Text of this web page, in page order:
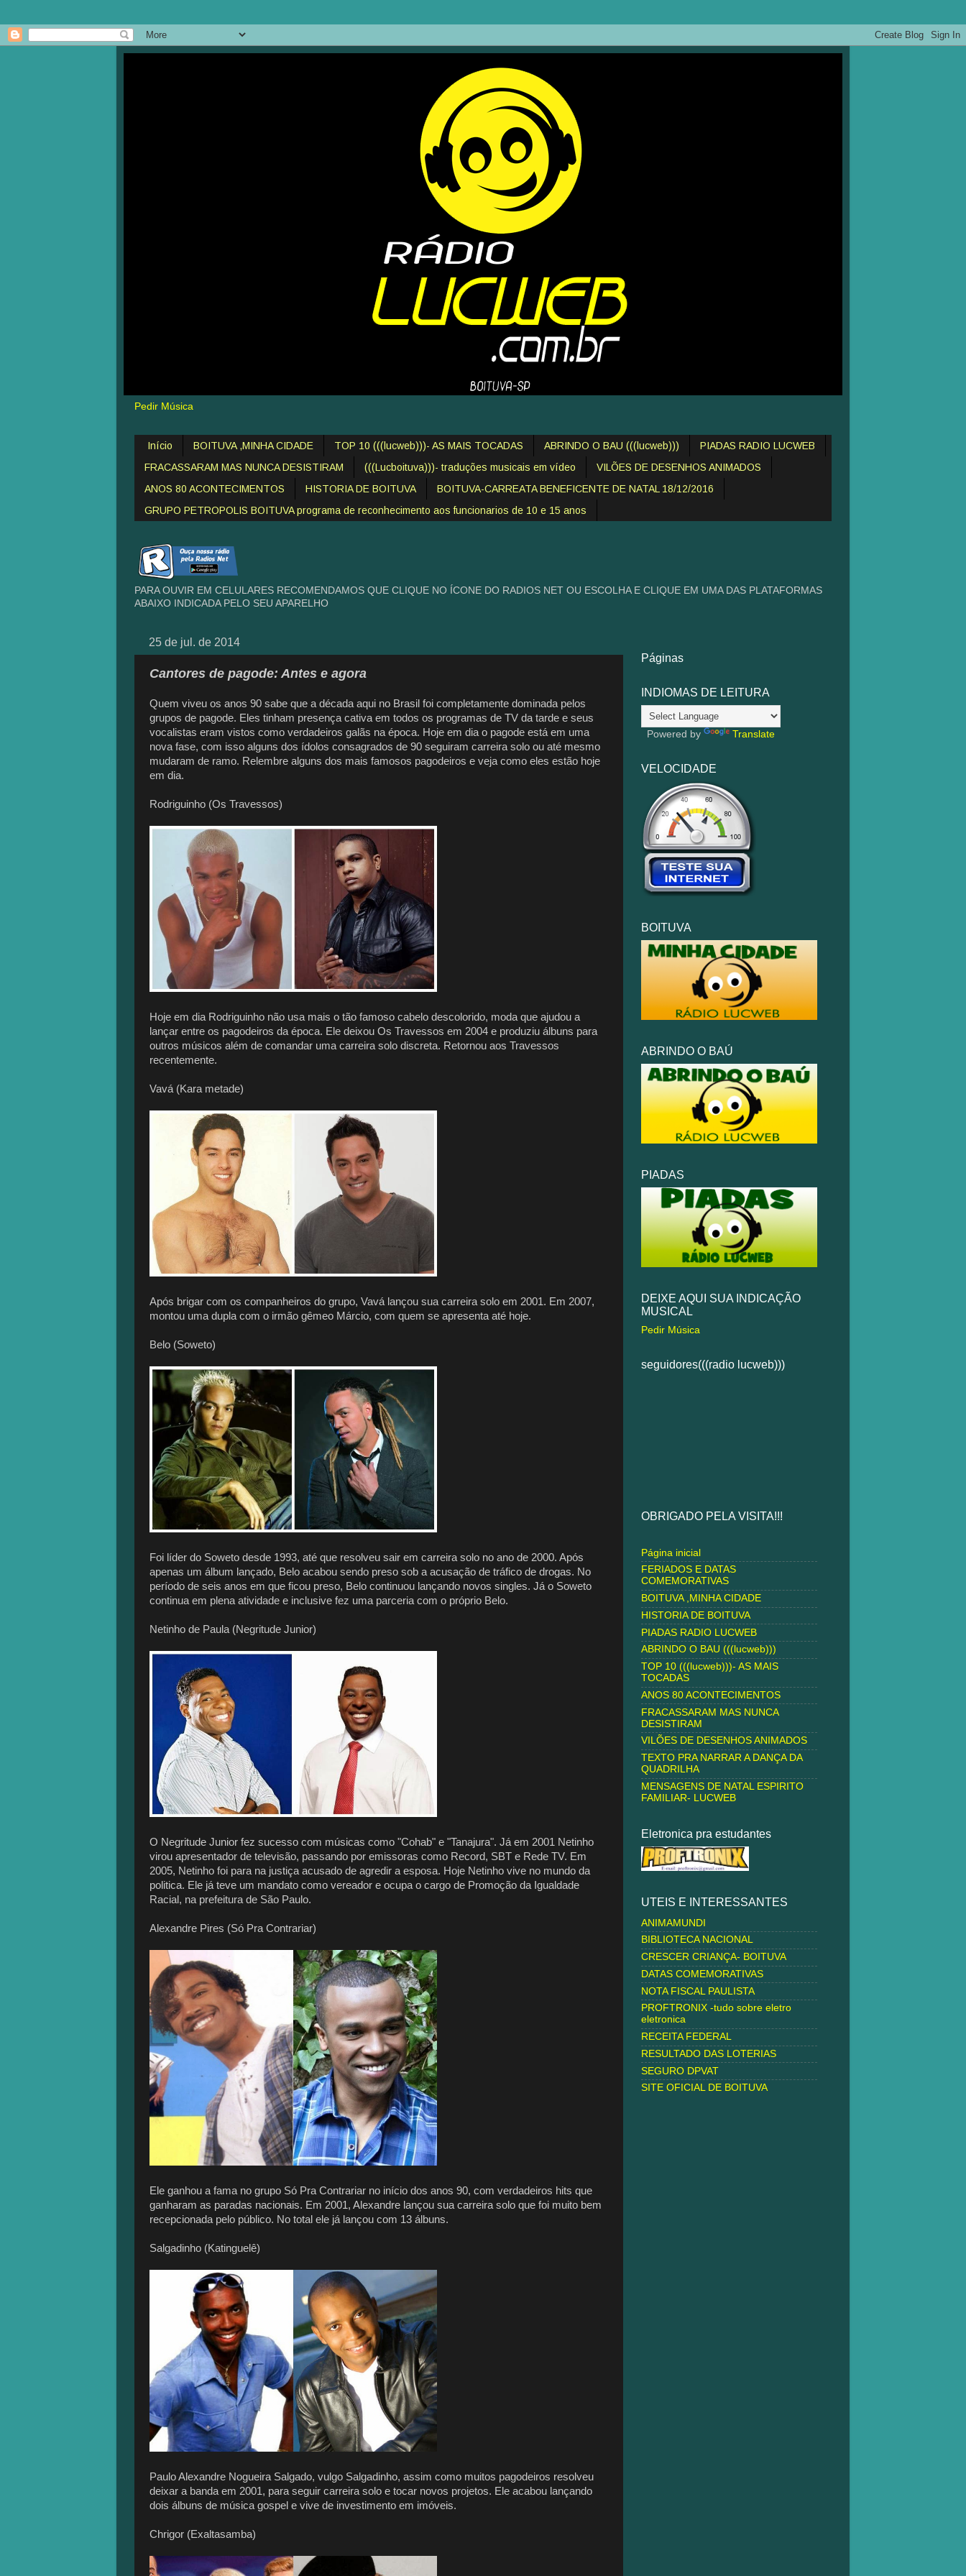
Pedir Música
Início BOITUVA ,MINHA CIDADE TOP 10 (((lucweb)))- AS MAIS TOCADAS ABRINDO O BAU (((lucweb)))
PIADAS RADIO LUCWEB
FRACASSARAM MAS NUNCA DESISTIRAM
(((Lucboituva)))- traduções musicais em vídeo
VILÕES DE DESENHOS ANIMADOS
ANOS 80 ACONTECIMENTOS
HISTORIA DE BOITUVA
BOITUVA-CARREATA BENEFICENTE DE NATAL 18/12/2016
GRUPO PETROPOLIS BOITUVA programa de reconhecimento aos funcionarios de 10 e 15 anos
PARA OUVIR EM CELULARES RECOMENDAMOS QUE CLIQUE NO ÍCONE DO RADIOS NET OU ESCOLHA E CLIQUE EM UMA DAS PLATAFORMAS
ABAIXO INDICADA PELO SEU APARELHO
25 de jul. de 2014
Cantores de pagode: Antes e agora
Quem viveu os anos 90 sabe que a década aqui no Brasil foi completamente dominada pelos
grupos de pagode. Eles tinham presença cativa em todos os programas de TV da tarde e seus
vocalistas eram vistos como verdadeiros galãs na época. Hoje em dia o pagode está em uma
nova fase, com isso alguns dos ídolos consagrados de 90 seguiram carreira solo ou até mesmo
mudaram de ramo. Relembre alguns dos mais famosos pagodeiros e veja como eles estão hoje
em dia.
Rodriguinho (Os Travessos)
Hoje em dia Rodriguinho não usa mais o tão famoso cabelo descolorido, moda que ajudou a
lançar entre os pagodeiros da época. Ele deixou Os Travessos em 2004 e produziu álbuns para
outros músicos além de comandar uma carreira solo discreta. Retornou aos Travessos
recentemente.
Vavá (Kara metade)
Após brigar com os companheiros do grupo, Vavá lançou sua carreira solo em 2001. Em 2007,
montou uma dupla com o irmão gêmeo Márcio, com quem se apresenta até hoje.
Belo (Soweto)
Foi líder do Soweto desde 1993, até que resolveu sair em carreira solo no ano de 2000. Após
apenas um álbum lançado, Belo acabou sendo preso sob a acusação de tráfico de drogas. No
período de seis anos em que ficou preso, Belo continuou lançando novos singles. Já o Soweto
continua em plena atividade e inclusive fez uma parceria com o próprio Belo.
Netinho de Paula (Negritude Junior)
O Negritude Junior fez sucesso com músicas como "Cohab" e "Tanajura". Já em 2001 Netinho
virou apresentador de televisão, passando por emissoras como Record, SBT e Rede TV. Em
2005, Netinho foi para na justiça acusado de agredir a esposa. Hoje Netinho vive no mundo da
politica. Ele já teve um mandato como vereador e ocupa o cargo de Promoção da Igualdade
Racial, na prefeitura de São Paulo.
Alexandre Pires (Só Pra Contrariar)
Ele ganhou a fama no grupo Só Pra Contrariar no início dos anos 90, com verdadeiros hits que
ganharam as paradas nacionais. Em 2001, Alexandre lançou sua carreira solo que foi muito bem
recepcionada pelo público. No total ele já lançou com 13 álbuns.
Salgadinho (Katinguelê)
Paulo Alexandre Nogueira Salgado, vulgo Salgadinho, assim como muitos pagodeiros resolveu
deixar a banda em 2001, para seguir carreira solo e tocar novos projetos. Ele acabou lançando
dois álbuns de música gospel e vive de investimento em imóveis.
Chrigor (Exaltasamba)
Páginas
INDIOMAS DE LEITURA
Powered by Translate
VELOCIDADE
BOITUVA
ABRINDO O BAÚ
PIADAS
DEIXE AQUI SUA INDICAÇÃO
MUSICAL
Pedir Música
seguidores(((radio lucweb)))
OBRIGADO PELA VISITA!!!
Página inicial
FERIADOS E DATAS
COMEMORATIVAS
BOITUVA ,MINHA CIDADE
HISTORIA DE BOITUVA
PIADAS RADIO LUCWEB
ABRINDO O BAU (((lucweb)))
TOP 10 (((lucweb)))- AS MAIS
TOCADAS
ANOS 80 ACONTECIMENTOS
FRACASSARAM MAS NUNCA
DESISTIRAM
VILÕES DE DESENHOS ANIMADOS
TEXTO PRA NARRAR A DANÇA DA
QUADRILHA
MENSAGENS DE NATAL ESPIRITO
FAMILIAR- LUCWEB
Eletronica pra estudantes
UTEIS E INTERESSANTES
ANIMAMUNDI
BIBLIOTECA NACIONAL
CRESCER CRIANÇA- BOITUVA
DATAS COMEMORATIVAS
NOTA FISCAL PAULISTA
PROFTRONIX -tudo sobre eletro
eletronica
RECEITA FEDERAL
RESULTADO DAS LOTERIAS
SEGURO DPVAT
SITE OFICIAL DE BOITUVA